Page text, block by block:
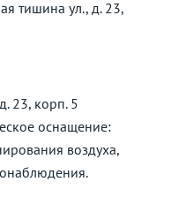
тишина ул., д. 23,
23, корп. 5
оснащение:
воздуха,